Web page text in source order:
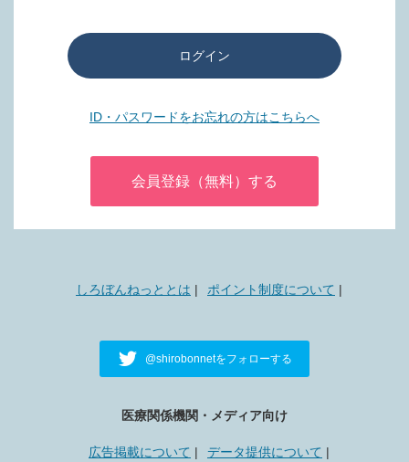
ログイン
ID・パスワードをお忘れの方はこちらへ
会員登録（無料）する
しろぼんねっととは ポイント制度について
@shirobonnetをフォローする
医療関係機関・メディア向け
広告掲載について データ提供について